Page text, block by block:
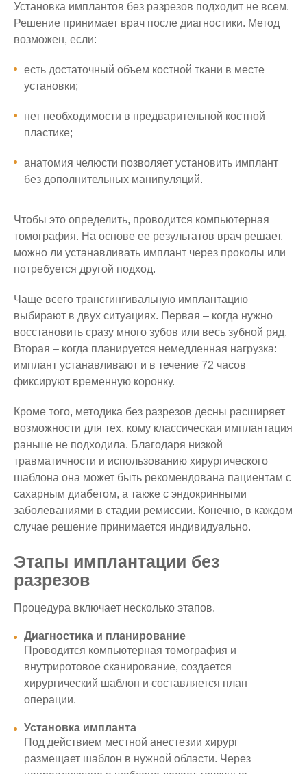
Установка имплантов без разрезов подходит не всем.
Решение принимает врач после диагностики. Метод
возможен, если:
есть достаточный объем костной ткани в месте
установки;
нет необходимости в предварительной костной
пластике;
анатомия челюсти позволяет установить имплант
без дополнительных манипуляций.
Чтобы это определить, проводится компьютерная
томография. На основе ее результатов врач решает,
можно ли устанавливать имплант через проколы или
потребуется другой подход.
Чаще всего трансгингивальную имплантацию
выбирают в двух ситуациях. Первая – когда нужно
восстановить сразу много зубов или весь зубной ряд.
Вторая – когда планируется немедленная нагрузка:
имплант устанавливают и в течение 72 часов
фиксируют временную коронку.
Кроме того, методика без разрезов десны расширяет
возможности для тех, кому классическая имплантация
раньше не подходила. Благодаря низкой
травматичности и использованию хирургического
шаблона она может быть рекомендована пациентам с
сахарным диабетом, а также с эндокринными
заболеваниями в стадии ремиссии. Конечно, в каждом
случае решение принимается индивидуально.
Этапы имплантации без
разрезов
Процедура включает несколько этапов.
Диагностика и планирование
Проводится компьютерная томография и
внутриротовое сканирование, создается
хирургический шаблон и составляется план
операции.
Установка импланта
Под действием местной анестезии хирург
размещает шаблон в нужной области. Через